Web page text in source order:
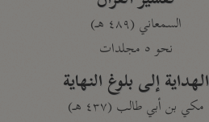
السمعاني (٤٨٩ هـ)
نحو ٥ مجلدات
الهداية إلى بلوغ النهاية
مكي بن أبي طالب (٤٣٧ هـ)